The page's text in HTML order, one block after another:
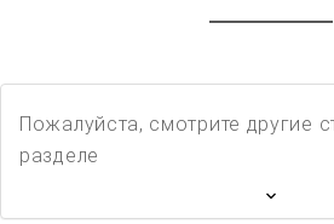
Пожалуйста, смотрите другие
разделе